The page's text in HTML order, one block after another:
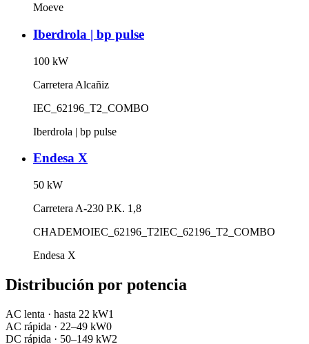
Moeve
Iberdrola | bp pulse
100 kW
Carretera Alcañiz
IEC_62196_T2_COMBO
Iberdrola | bp pulse
Endesa X
50 kW
Carretera A-230 P.K. 1,8
CHADEMOIEC_62196_T2IEC_62196_T2_COMBO
Endesa X
Distribución por potencia
AC lenta · hasta 22 kW1
AC rápida · 22–49 kW0
DC rápida · 50–149 kW2